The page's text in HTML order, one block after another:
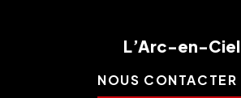
L’Arc-en-Ciel
NOUS CONTACTER